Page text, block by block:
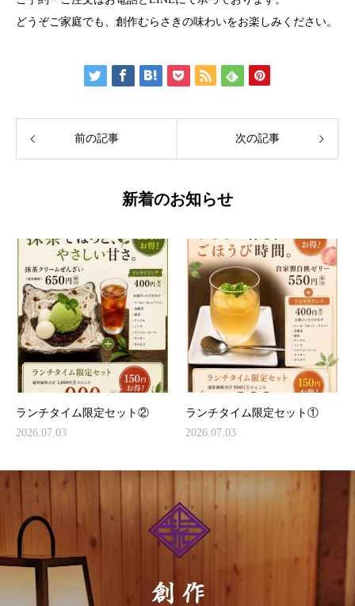
どうぞご家庭でも、創作むらさきの味わいをお楽しみください。
前の記事 次の記事
新着のお知らせ
ランチタイム限定セット②
2026.07.03
ランチタイム限定セット①
2026.07.03